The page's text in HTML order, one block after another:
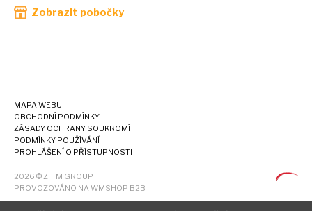
Zobrazit pobočky
MAPA WEBU
OBCHODNÍ PODMÍNKY
ZÁSADY OCHRANY SOUKROMÍ
PODMÍNKY POUŽÍVÁNÍ
PROHLÁŠENÍ O PŘÍSTUPNOSTI
2026 © Z + M GROUP
PROVOZOVÁNO NA WMSHOP B2B